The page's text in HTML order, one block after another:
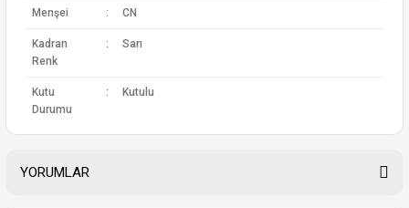
Menşei : CN
Kadran
Renk
: Sarı
Kutu
Durumu
: Kutulu
YORUMLAR